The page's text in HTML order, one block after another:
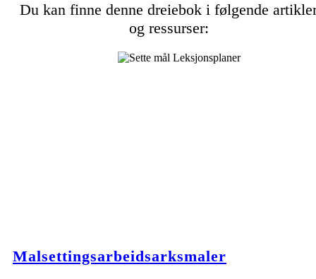
Du kan finne denne dreiebok i følgende
og ressurser:
Malsettingsarbeidsarksmaler